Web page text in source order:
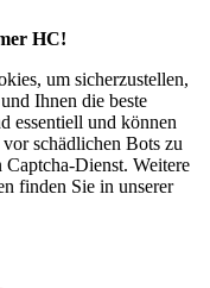
HC!
um sicherzustellen,
Ihnen die beste
essentiell und können
schädlichen Bots zu
Dienst. Weitere
finden Sie in unserer